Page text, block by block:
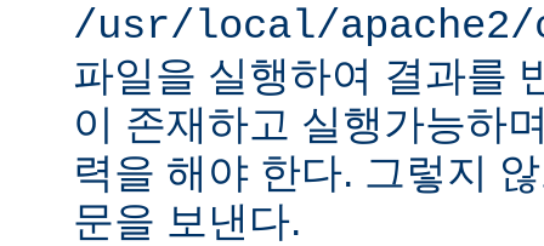
/usr/local/
파일을 실행하여 결과를
이 존재하고 실행가능하
력을 해야 한다. 그렇지
문을 보낸다.